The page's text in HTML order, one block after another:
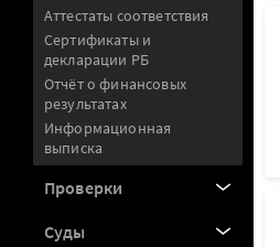
Аттестаты соответствия
Сертификаты и
декларации РБ
Отчёт о финансовых
результатах
Информационная
выписка
Проверки
Суды